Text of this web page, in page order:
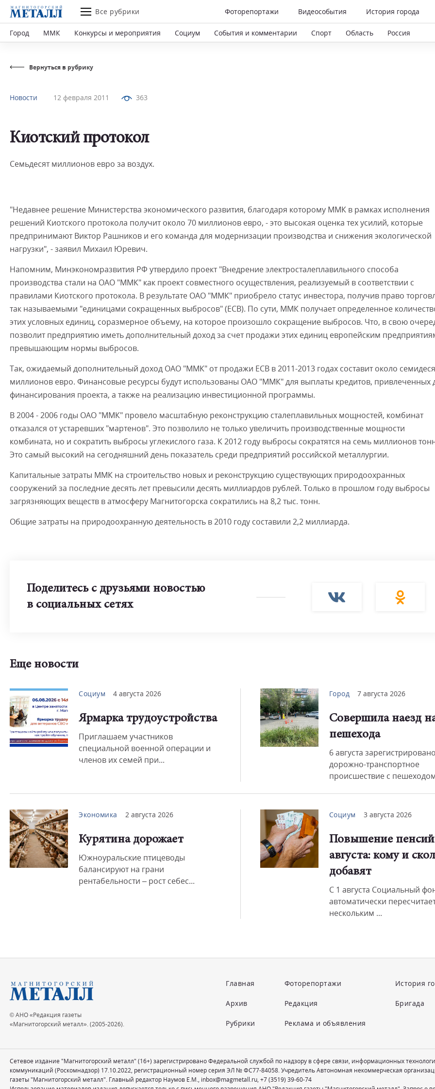
Все рубрики Фоторепортажи Видеособытия История города
Город ММК Конкурсы и мероприятия Социум События и комментарии Спорт Область Россия
Вернуться в рубрику
Новости 12 февраля 2011 363
Киотский протокол
Семьдесят миллионов евро за воздух.
"Недавнее решение Министерства экономического развития, благодаря которому ММК в рамках исполнения
решений Киотского протокола получит около 70 миллионов евро, - это высокая оценка тех усилий, которые
предпринимают Виктор Рашников и его команда для модернизации производства и снижения экологической
нагрузки", - заявил Михаил Юревич.
Напомним, Минэкономразвития РФ утвердило проект "Внедрение электросталеплавильного способа
производства стали на ОАО "ММК" как проект совместного осуществления, реализуемый в соответствии с
правилами Киотского протокола. В результате ОАО "ММК" приобрело статус инвестора, получив право
так называемыми "единицами сокращенных выбросов" (ЕСВ). По сути, ММК получает определенное
этих условных единиц, соразмерное объему, на которое произошло сокращение выбросов. Что, в свою
позволит предприятию иметь дополнительный доход за счет продажи этих единиц европейским
превышающим нормы выбросов.
Так, ожидаемый дополнительный доход ОАО "ММК" от продажи ЕСВ в 2011-2013 годах составит около
миллионов евро. Финансовые ресурсы будут использованы ОАО "ММК" для выплаты кредитов, привлеченных
финансирования проекта, а также на реализацию инвестиционной программы.
В 2004 - 2006 годы ОАО "ММК" провело масштабную реконструкцию сталеплавильных мощностей, комбинат
отказался от устаревших "мартенов". Это позволило не только увеличить производственные мощности
комбината, но и сократить выбросы углекислого газа. К 2012 году выбросы сократятся на семь миллионов
Это самый высокий на сегодняшний день показатель среди предприятий российской металлургии.
Капитальные затраты ММК на строительство новых и реконструкцию существующих природоохранных
сооружений за последние десять лет превысили десять миллиардов рублей. Только в прошлом году выбросы
загрязняющих веществ в атмосферу Магнитогорска сократились на 8,2 тыс. тонн.
Общие затраты на природоохранную деятельность в 2010 году составили 2,2 миллиарда.
Поделитесь с друзьями новостью
в социальных сетях
Еще новости
Социум 4 августа 2026
Ярмарка трудоустройства
Приглашаем участников
специальной военной операции и
членов их семей при...
Город 7 августа 2026
Совершила наезд
пешехода
6 августа зарегистрировано
дорожно-транспортное
происшествие с
Экономика 2 августа 2026
Курятина дорожает
Южноуральские птицеводы
балансируют на грани
рентабельности – рост себес...
Социум 3 августа 2026
Повышение пенсий
августа: кому и
добавят
С 1 августа Социальный
автоматически
нескольким ...
© АНО «Редакция газеты
«Магнитогорский металл». (2005-2026).
Главная
Архив
Рубрики
Фоторепортажи
Редакция
Реклама и объявления
История
Бригада
Сетевое издание "Магнитогорский металл" (16+) зарегистрировано Федеральной службой по надзору в сфере связи, информационных
коммуникаций (Роскомнадзор) 17.10.2022, регистрационный номер серия ЭЛ № ФС77-84058. Учредитель Автономная некоммерческая
газеты "Магнитогорский металл". Главный редактор Наумов Е.М., inbox@magmetall.ru, +7 (3519) 39-60-74